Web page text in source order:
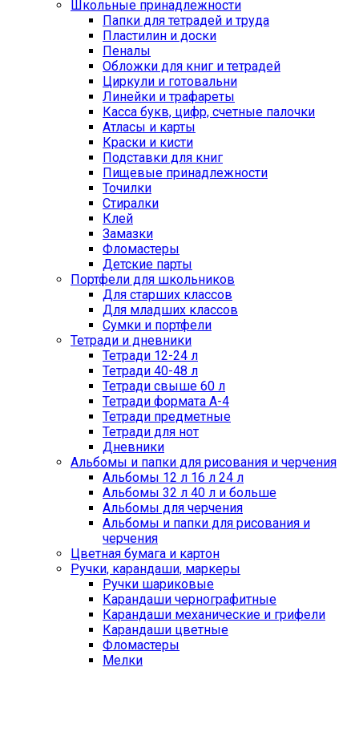
Школьные принадлежности
Папки для тетрадей и труда
Пластилин и доски
Пеналы
Обложки для книг и тетрадей
Циркули и готовальни
Линейки и трафареты
Касса букв, цифр, счетные палочки
Атласы и карты
Краски и кисти
Подставки для книг
Пищевые принадлежности
Точилки
Стиралки
Клей
Замазки
Фломастеры
Детские парты
Портфели для школьников
Для старших классов
Для младших классов
Сумки и портфели
Тетради и дневники
Тетради 12-24 л
Тетради 40-48 л
Тетради свыше 60 л
Тетради формата А-4
Тетради предметные
Тетради для нот
Дневники
Альбомы и папки для рисования и черчения
Альбомы 12 л 16 л 24 л
Альбомы 32 л 40 л и больше
Альбомы для черчения
Альбомы и папки для рисования и
черчения
Цветная бумага и картон
Ручки, карандаши, маркеры
Ручки шариковые
Карандаши чернографитные
Карандаши механические и грифели
Карандаши цветные
Фломастеры
Мелки